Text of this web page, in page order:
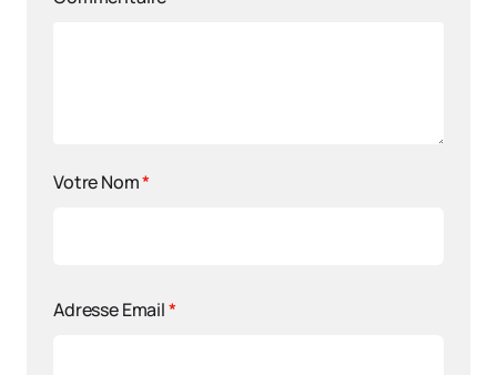
Votre Nom*
Adresse Email*